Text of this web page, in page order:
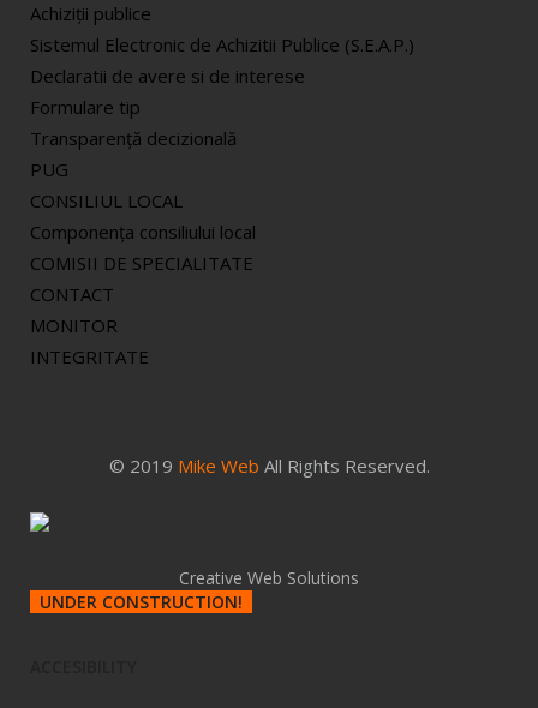
Achiziţii publice
Sistemul Electronic de Achizitii Publice (S.E.A.P.)
Declaratii de avere si de interese
Formulare tip
Transparență decizională
PUG
CONSILIUL LOCAL
Componenţa consiliului local
COMISII DE SPECIALITATE
CONTACT
MONITOR
INTEGRITATE
© 2019 Mike Web All Rights Reserved.
Creative Web Solutions
UNDER CONSTRUCTION!